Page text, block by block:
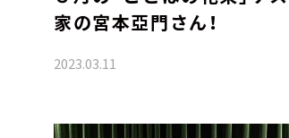
家の宮本亞門さん！
2023.03.11